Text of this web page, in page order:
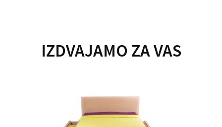
IZDVAJAMO ZA VAS